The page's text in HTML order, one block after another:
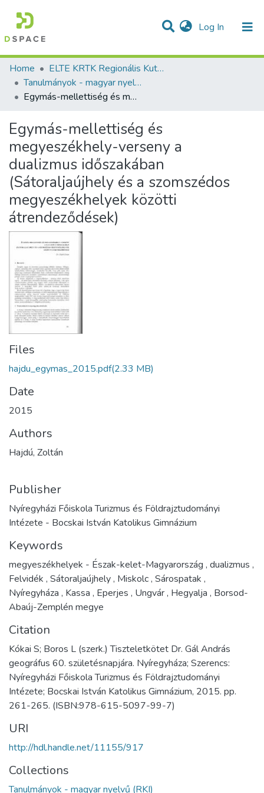
Log In (current)
Communities & Collections
Statistics
All of DSpace
Home
ELTE KRTK Regionális Kutatások Intézete
Tanulmányok - magyar nyelvű (RKI)
Egymás-mellettiség és megyeszékhely-verseny a dualizmus időszakában (Sátoraljaújhely és a szomszédos megyeszékhelyek közötti átrendeződések)
Egymás-mellettiség és
megyeszékhely-verseny a
dualizmus időszakában
(Sátoraljaújhely és a szomszédos
megyeszékhelyek közötti
átrendeződések)
Files
hajdu_egymas_2015.pdf(2.33 MB)
Date
2015
Authors
Hajdú, Zoltán
Publisher
Nyíregyházi Főiskola Turizmus és Földrajztudományi
Intézete - Bocskai István Katolikus Gimnázium
Keywords
megyeszékhelyek - Észak-kelet-Magyarország , dualizmus ,
Felvidék , Sátoraljaújhely, Miskolc, Sárospatak ,
Nyíregyháza , Kassa , Eperjes , Ungvár, Hegyalja , Borsod-
Abaúj-Zemplén megye
Citation
Kókai S; Boros L (szerk.) Tiszteletkötet Dr. Gál András
geográfus 60. születésnapjára. Nyíregyháza; Szerencs:
Nyíregyházi Főiskola Turizmus és Földrajztudományi
Intézete; Bocskai István Katolikus Gimnázium, 2015. pp.
261-265. (ISBN:978-615-5097-99-7)
URI
http://hdl.handle.net/11155/917
Collections
Tanulmányok - magyar nyelvű (RKI)